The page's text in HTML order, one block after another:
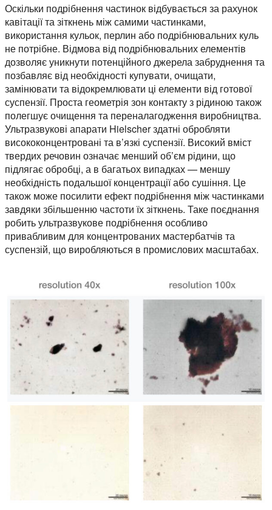
Оскільки подрібнення частинок відбувається за рахунок
кавітації та зіткнень між самими частинками,
використання кульок, перлин або подрібнювальних куль
не потрібне. Відмова від подрібнювальних елементів
дозволяє уникнути потенційного джерела забруднення та
позбавляє від необхідності купувати, очищати,
замінювати та відокремлювати ці елементи від готової
суспензії. Проста геометрія зон контакту з рідиною також
полегшує очищення та переналагодження виробництва.
Ультразвукові апарати Hielscher здатні обробляти
висококонцентровані та в’язкі суспензії. Високий вміст
твердих речовин означає менший об’єм рідини, що
підлягає обробці, а в багатьох випадках — меншу
необхідність подальшої концентрації або сушіння. Це
також може посилити ефект подрібнення між частинками
завдяки збільшенню частоти їх зіткнень. Таке поєднання
робить ультразвукове подрібнення особливо
привабливим для концентрованих мастербатчів та
суспензій, що виробляються в промислових масштабах.